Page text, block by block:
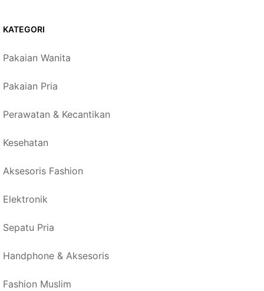
KATEGORI
Pakaian Wanita
Pakaian Pria
Perawatan & Kecantikan
Kesehatan
Aksesoris Fashion
Elektronik
Sepatu Pria
Handphone & Aksesoris
Fashion Muslim